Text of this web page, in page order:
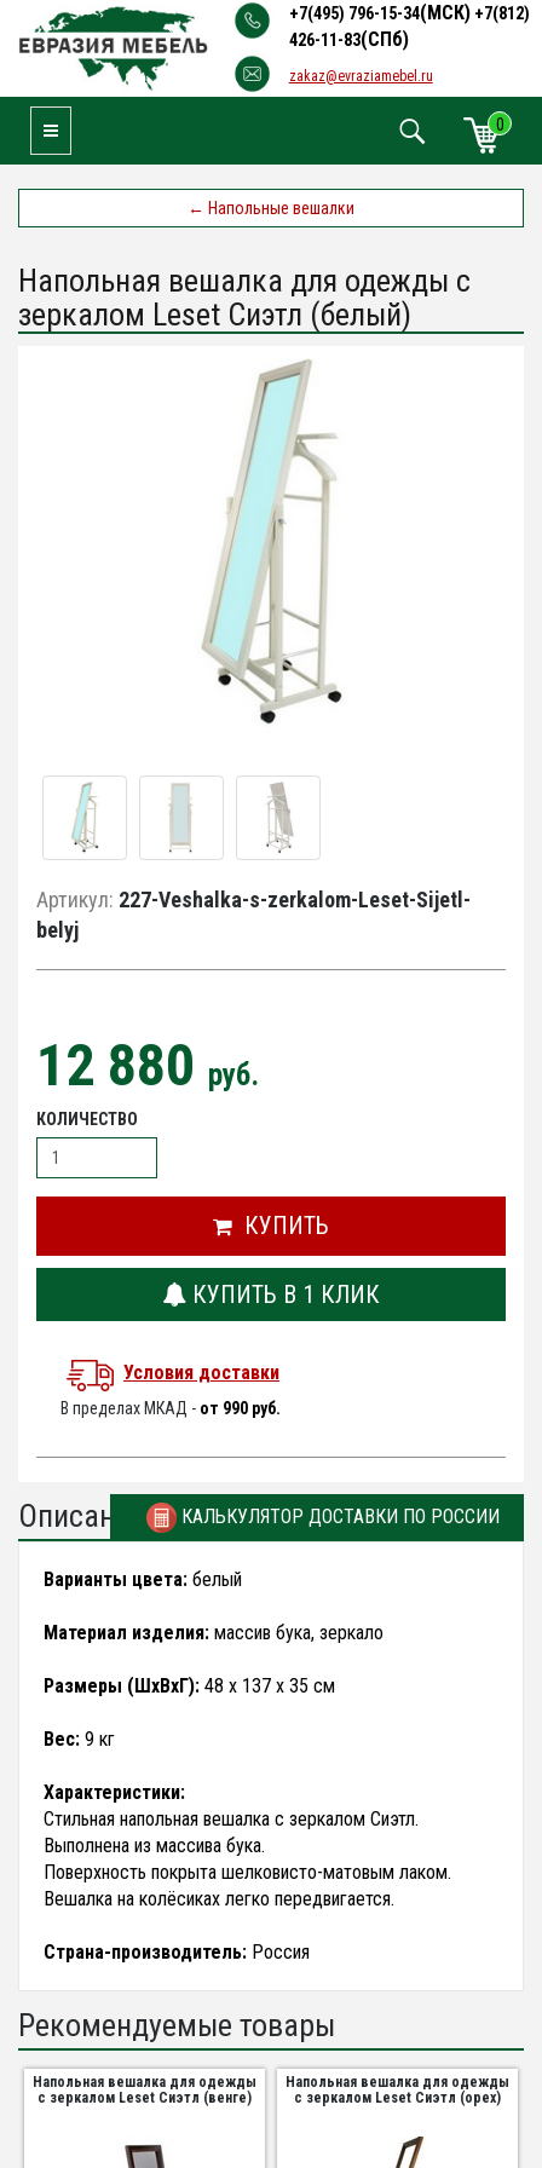
+7(495) 796-15-34(МСК) +7(812)
426-11-83(СПб)
zakaz@evraziamebel.ru
0
Toggle Navigation
← Напольные вешалки
Напольная вешалка для одежды с
зеркалом Leset Сиэтл (белый)
Артикул: 227-Veshalka-s-zerkalom-Leset-Sijetl-
belyj
12 880 руб.
КОЛИЧЕСТВО
КУПИТЬ
КУПИТЬ В 1 КЛИК
Условия доставки
В пределах МКАД - от 990 руб.
Описание КАЛЬКУЛЯТОР ДОСТАВКИ ПО РОССИИ
Варианты цвета: белый
Материал изделия: массив бука, зеркало
Размеры (ШхВхГ): 48 х 137 х 35 см
Вес: 9 кг
Характеристики:
Стильная напольная вешалка с зеркалом Сиэтл.
Выполнена из массива бука.
Поверхность покрыта шелковисто-матовым лаком.
Вешалка на колёсиках легко передвигается.
Страна-производитель: Россия
Рекомендуемые товары
Напольная вешалка для одежды
с зеркалом Leset Сиэтл (венге)
Напольная вешалка для одежды
с зеркалом Leset Сиэтл (орех)